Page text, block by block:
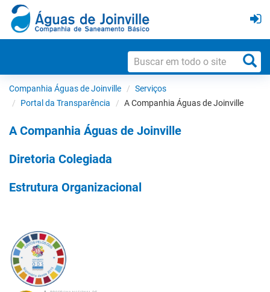
Companhia Águas de Joinville
Serviços
Portal da Transparência
A Companhia Águas de Joinville
A Companhia Águas de Joinville
Diretoria Colegiada
Estrutura Organizacional